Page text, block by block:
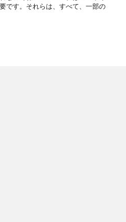
です。それらは、すべて、一部の